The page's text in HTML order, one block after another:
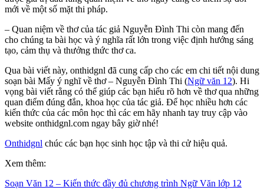
mới về một số mặt thi pháp.
– Quan niệm về thơ của tác giả Nguyễn Đình Thi còn mang đến
cho chúng ta bài học và ý nghĩa rất lớn trong việc định hướng sáng
tạo, cảm thụ và thưởng thức thơ ca.
Qua bài viết này, onthidgnl đã cung cấp cho các em chi tiết nội dung
soạn bài Mấy ý nghĩ về thơ – Nguyễn Đình Thi (Ngữ văn 12). Hi
vọng bài viết rằng có thể giúp các bạn hiểu rõ hơn về thơ qua những
quan điểm đúng đắn, khoa học của tác giả. Để học nhiều hơn các
kiến thức của các môn học thì các em hãy nhanh tay truy cập vào
website onthidgnl.com ngay bây giờ nhé!
Onthidgnl chúc các bạn học sinh học tập và thi cử hiệu quả.
Xem thêm:
Soạn Văn 12 – Kiến thức đầy đủ chương trình Ngữ Văn lớp 12